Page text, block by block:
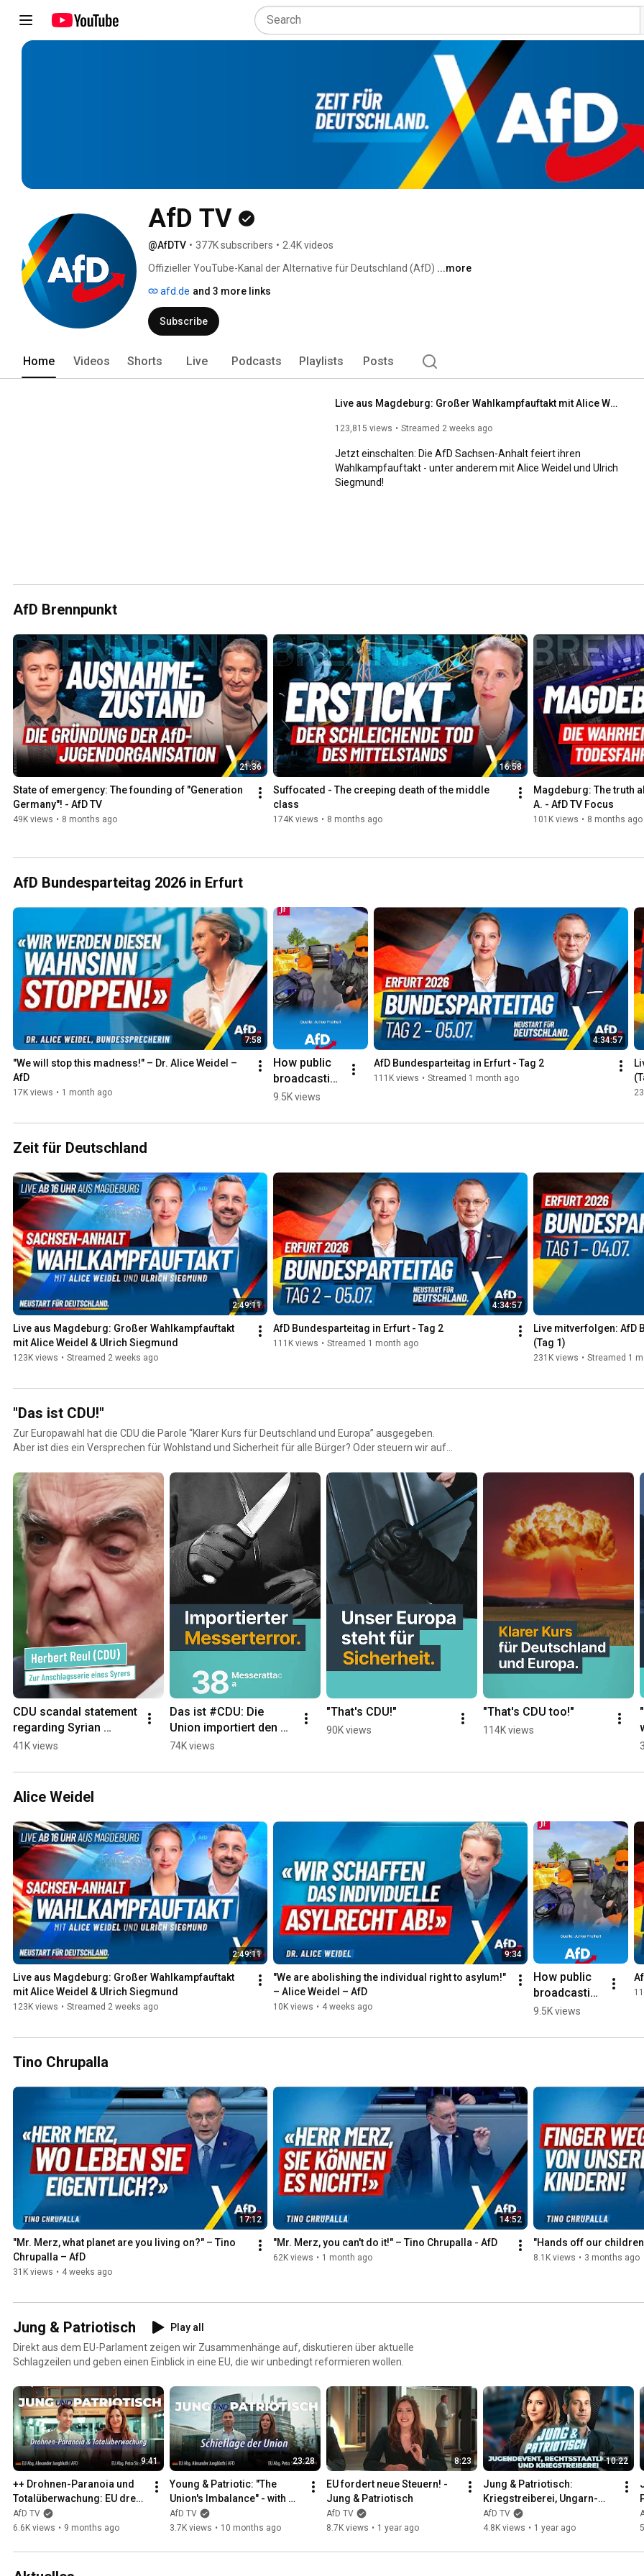
AfD TV
@AfDTV • 377K subscribers • 2.4K videos
Offizieller YouTube-Kanal der Alternative für Deutschland (AfD) ...more
afd.de and 3 more links
Subscribe
Home Videos Shorts Live Podcasts Playlists Posts
Live aus Magdeburg: Großer Wahlkampfauftakt mit Alice Weidel & Ulrich Siegmund
123,815 views Streamed 2 weeks ago
Jetzt einschalten: Die AfD Sachsen-Anhalt feiert ihren
Wahlkampfauftakt - unter anderem mit Alice Weidel und Ulrich
Siegmund!
AfD Brennpunkt
21:36
State of emergency: The founding of "Generation
Germany"! - AfD TV
49K views • 8 months ago
16:58
Suffocated - The creeping death of the middle
class
174K views • 8 months ago
Magdeburg: The truth
A. - AfD TV Focus
101K views • 8 months ago
AfD Bundesparteitag 2026 in Erfurt
7:58
"We will stop this madness!" – Dr. Alice Weidel –
AfD
17K views • 1 month ago
How public
broadcastin
g downplays
violence in
9.5K views
4:34:57
AfD Bundesparteitag in Erfurt - Tag 2
111K views • Streamed 1 month ago
Zeit für Deutschland
2:49:11
Live aus Magdeburg: Großer Wahlkampfauftakt
mit Alice Weidel & Ulrich Siegmund
123K views • Streamed 2 weeks ago
4:34:57
AfD Bundesparteitag in Erfurt - Tag 2
111K views • Streamed 1 month ago
Live mitverfolgen: AfD
(Tag 1)
231K views • Streamed 1
"Das ist CDU!"
Zur Europawahl hat die CDU die Parole “Klarer Kurs für Deutschland und Europa” ausgegeben.
Aber ist dies ein Versprechen für Wohlstand und Sicherheit für alle Bürger? Oder steuern wir auf
die CDU wirklich handelt, zeigen wir hier: https://afd.de/klarer-kurs-gegen-buerger Kampagne:
"Das ist CDU!" / Herausgeber: AfD-Bundesverband
CDU scandal statement
regarding Syrian
terrorist: "That’s always
41K views
Das ist #CDU: Die
Union importiert den
Messer-Terror!
74K views
"That's CDU!"
90K views
"That's CDU too!"
114K views
Alice Weidel
2:49:11
Live aus Magdeburg: Großer Wahlkampfauftakt
mit Alice Weidel & Ulrich Siegmund
123K views • Streamed 2 weeks ago
9:34
"We are abolishing the individual right to asylum!"
– Alice Weidel – AfD
10K views • 4 weeks ago
How public
broadcastin
g downplays
violence in
9.5K views
Tino Chrupalla
17:12
"Mr. Merz, what planet are you living on?" – Tino
Chrupalla – AfD
31K views • 4 weeks ago
14:52
"Mr. Merz, you can't do it!" – Tino Chrupalla - AfD
62K views • 1 month ago
"Hands off our
8.1K views • 3 months ago
Jung & Patriotisch
Play all
Direkt aus dem EU-Parlament zeigen wir Zusammenhänge auf, diskutieren über aktuelle
Schlagzeilen und geben einen Einblick in eine EU, die wir unbedingt reformieren wollen.
9:41
++ Drohnen-Paranoia und
Totalüberwachung: EU dreht
völlig frei! ++
AfD TV
6.6K views • 9 months ago
23:28
Young & Patriotic: "The
Union's Imbalance" - with
Alexander Jungbluth and
Petra Steger (FPOE)
AfD TV
3.7K views • 10 months ago
8:23
EU fordert neue Steuern! -
Jung & Patriotisch
AfD TV
8.7K views • 1 year ago
10:22
Jung & Patriotisch:
Kriegstreiberei, Ungarn-
Bashing und massive
Korruption!
AfD TV
4.8K views • 1 year ago